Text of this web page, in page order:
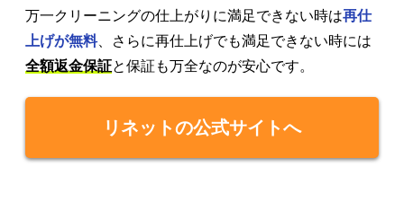
万一クリーニングの仕上がりに満足できない時は再仕
上げが無料、さらに再仕上げでも満足できない時には
全額返金保証と保証も万全なのが安心です。
リネットの公式サイトへ